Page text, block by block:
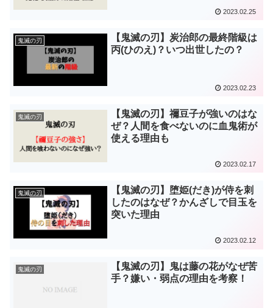
2023.02.25
鬼滅の刃
【鬼滅の刃】炭治郎の最終階級は
丙(ひのえ)？いつ出世したの？
2023.02.23
鬼滅の刃
【鬼滅の刃】禰豆子が強いのはな
ぜ？人間を食べないのに血鬼術が
使える理由も
2023.02.17
鬼滅の刃
【鬼滅の刃】堕姫(だき)が侍を刺
したのはなぜ？かんざしで目玉を
突いた理由
2023.02.12
鬼滅の刃
【鬼滅の刃】鬼は藤の花がなぜ苦
手？嫌い・弱点の理由を考察！